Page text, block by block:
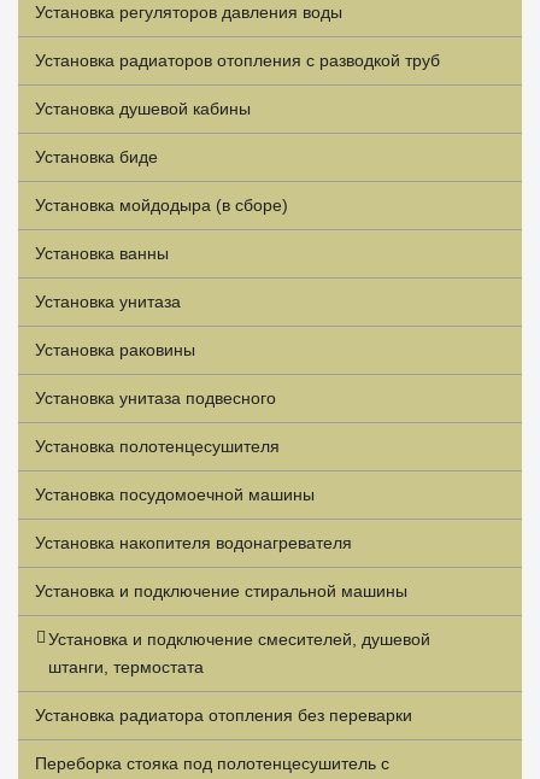
Установка регуляторов давления воды
Установка радиаторов отопления с разводкой труб
Установка душевой кабины
Установка биде
Установка мойдодыра (в сборе)
Установка ванны
Установка унитаза
Установка раковины
Установка унитаза подвесного
Установка полотенцесушителя
Установка посудомоечной машины
Установка накопителя водонагревателя
Установка и подключение стиральной машины
Установка и подключение смесителей, душевой
штанги, термостата
Установка радиатора отопления без переварки
Переборка стояка под полотенцесушитель с